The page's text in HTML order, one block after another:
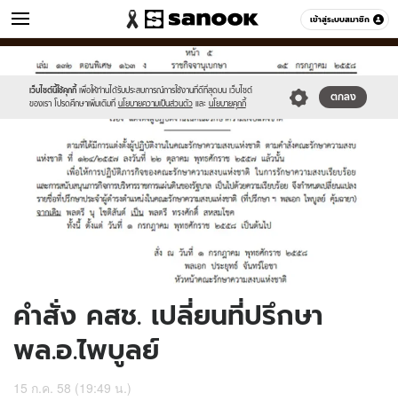
เข้าสู่ระบบสมาชิก
ข่าว หมวดอื่นๆ
เว็บไซต์นี้ใช้คุกกี้ เพื่อให้ท่านได้รับประสบการณ์การใช้งานที่ดีที่สุดบน เว็บไซต์
ของเรา โปรดศึกษาเพิ่มเติมที่ นโยบายความเป็นส่วนตัว และ นโยบายคุกกี้
ตกลง
//s.isanook.com/sr/0/images/logo-
new-
sanook.png
//s.isanook.com/ns/0/ud/366/1830746/632244-
คำสั่ง คสช. เปลี่ยนที่ปรึกษา
พล.อ.ไพบูลย์
15 ก.ค. 58 (19:49 น.)